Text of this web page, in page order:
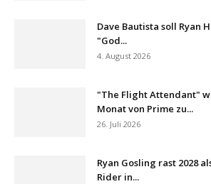
Dave Bautista soll Ryan
"God...
4. August 2026
"The Flight Attendant"
Monat von Prime zu...
26. Juli 2026
Ryan Gosling rast 2028
Rider in...